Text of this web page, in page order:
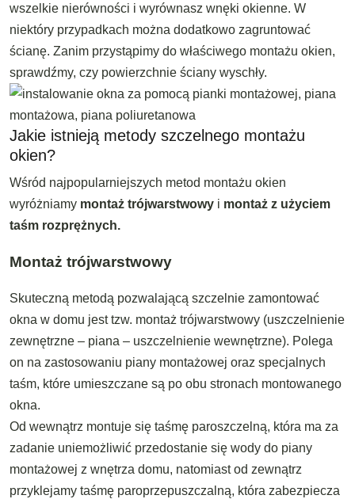
wszelkie nierówności i wyrównasz wnęki okienne. W
niektóry przypadkach można dodatkowo zagruntować
ścianę. Zanim przystąpimy do właściwego montażu okien,
sprawdźmy, czy powierzchnie ściany wyschły.
Jakie istnieją metody szczelnego montażu
okien?
Wśród najpopularniejszych metod montażu okien
wyróżniamy montaż trójwarstwowy i montaż z użyciem
taśm rozprężnych.
Montaż trójwarstwowy
Skuteczną metodą pozwalającą szczelnie zamontować
okna w domu jest tzw. montaż trójwarstwowy (uszczelnienie
zewnętrzne – piana – uszczelnienie wewnętrzne). Polega
on na zastosowaniu piany montażowej oraz specjalnych
taśm, które umieszczane są po obu stronach montowanego
okna.
Od wewnątrz montuje się taśmę paroszczelną, która ma za
zadanie uniemożliwić przedostanie się wody do piany
montażowej z wnętrza domu, natomiast od zewnątrz
przyklejamy taśmę paroprzepuszczalną, która zabezpiecza